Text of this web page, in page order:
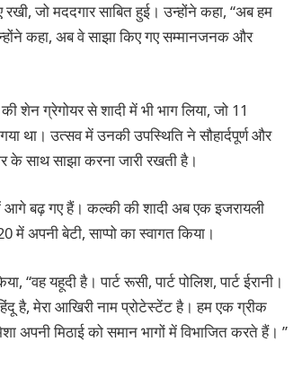
जो मददगार साबित हुई। उन्होंने कहा, “अब हम
कहा, अब वे साझा किए गए सम्मानजनक और
ग्रेगोयर से शादी में भी भाग लिया, जो 11
था। उत्सव में उनकी उपस्थिति ने सौहार्दपूर्ण और
के साथ साझा करना जारी रखती है।
बढ़ गए हैं। कल्की की शादी अब एक इजरायली
में अपनी बेटी, साप्पो का स्वागत किया।
यहूदी है। पार्ट रूसी, पार्ट पोलिश, पार्ट ईरानी।
है, मेरा आखिरी नाम प्रोटेस्टेंट है। हम एक ग्रीक
मिठाई को समान भागों में विभाजित करते हैं। ”